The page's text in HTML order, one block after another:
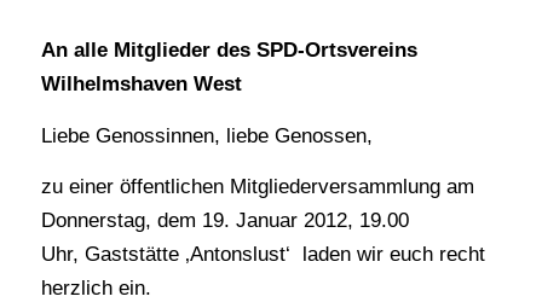
An alle Mitglieder des SPD-Ortsvereins
Wilhelmshaven West
Liebe Genossinnen, liebe Genossen,
zu einer öffentlichen Mitgliederversammlung am
Donnerstag, dem 19. Januar 2012, 19.00
Uhr, Gaststätte ‚Antonslust‘ laden wir euch recht
herzlich ein.